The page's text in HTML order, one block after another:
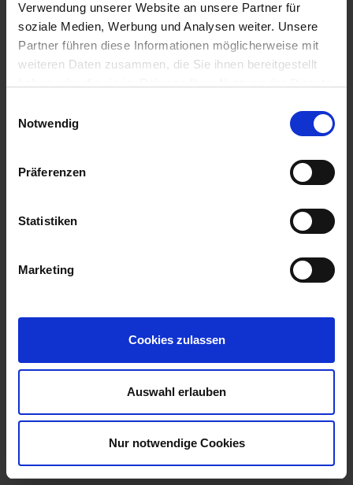
Verwendung unserer Website an unsere Partner für
soziale Medien, Werbung und Analysen weiter. Unsere
Partner führen diese Informationen möglicherweise mit
weiteren Daten zusammen, die Sie ihnen bereitgestellt
Notwendig
Präferenzen
Statistiken
Marketing
Cookies zulassen
Auswahl erlauben
Nur notwendige Cookies